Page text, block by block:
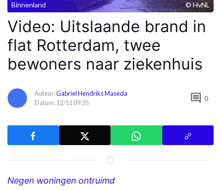
Binnenland © HvNL
Video: Uitslaande brand in
flat Rotterdam, twee
bewoners naar ziekenhuis
Auteur:Gabriel Hendriks Maseda
Datum: 12/11 09:35
comment 0
Negen woningen ontruimd